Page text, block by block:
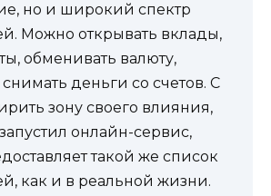
но и широкий спектр
Можно открывать вклады,
обменивать валюту,
деньги со счетов. С
зону своего влияния,
онлайн-сервис,
такой же список
как и в реальной жизни.